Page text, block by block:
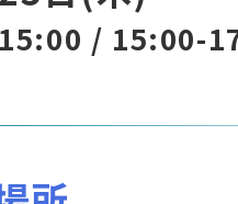
/ 15:00-